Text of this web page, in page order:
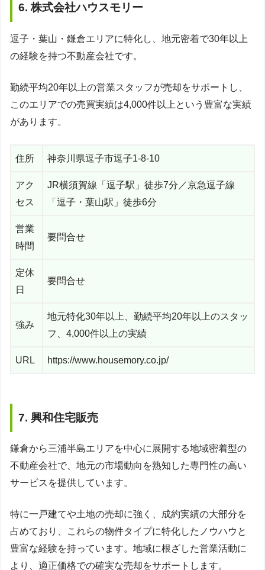
6. 株式会社ハウスモリー
逗子・葉山・鎌倉エリアに特化し、地元密着で30年以上
の経験を持つ不動産会社です。
勤続平均20年以上の営業スタッフが売却をサポートし、
このエリアでの売買実績は4,000件以上という豊富な実績
があります。
住所 神奈川県逗子市逗子1-8-10
アク
セス
JR横須賀線「逗子駅」徒歩7分／京急逗子線
「逗子・葉山駅」徒歩6分
営業
時間
要問合せ
定休
日
要問合せ
強み
地元特化30年以上、勤続平均20年以上のスタッ
フ、4,000件以上の実績
URL https://www.housemory.co.jp/
7. 興和住宅販売
鎌倉から三浦半島エリアを中心に展開する地域密着型の
不動産会社で、地元の市場動向を熟知した専門性の高い
サービスを提供しています。
特に一戸建てや土地の売却に強く、成約実績の大部分を
占めており、これらの物件タイプに特化したノウハウと
豊富な経験を持っています。地域に根ざした営業活動に
より、適正価格での確実な売却をサポートします。